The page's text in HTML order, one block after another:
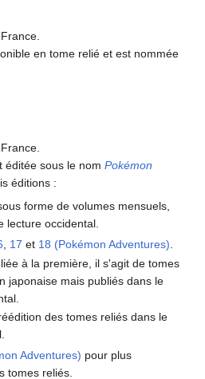
en tome relié et est nommée
éditée sous le nom Pokémon
éditions :
forme de volumes mensuels,
lecture occidental.
, 17 et 18 (Pokémon Adventures).
à la première, il s'agit de tomes
japonaise mais publiés dans le
des tomes reliés dans le
Adventures) pour plus
tomes reliés.